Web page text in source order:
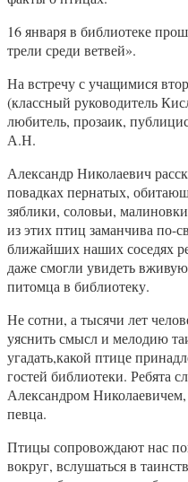
16 января в библиотеке
трели среди ветвей».
На встречу с учащимися
(классный руководитель
любитель, прозаик,
А.Н.
Александр Николаевич
повадках пернатых,
зяблики, соловьи,
из этих птиц заманчива по-
ближайших наших соседях
даже смогли увидеть
питомца в библиотеку.
Не сотни, а тысячи лет
уяснить смысл и мелодию
угадать,какой птице
гостей библиотеки. Ребята
Александром Николаевичем,
певца.
Птицы сопровождают нас
вокруг, вслушаться в